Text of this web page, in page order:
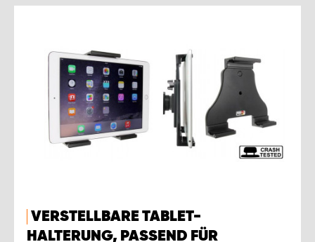
VERSTELLBARE TABLET-
HALTERUNG, PASSEND FÜR